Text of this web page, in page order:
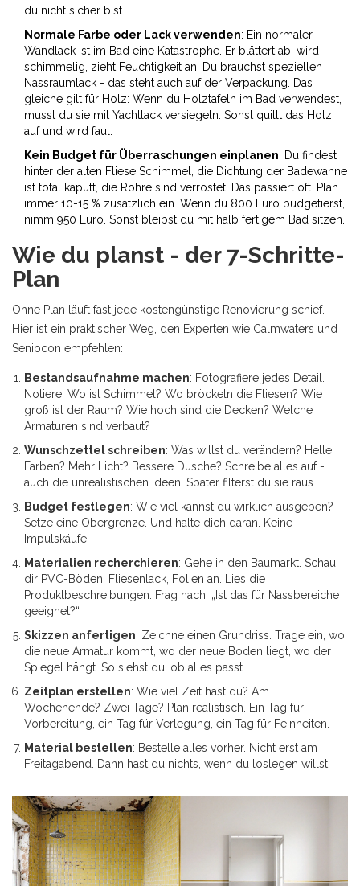
du nicht sicher bist.
Normale Farbe oder Lack verwenden: Ein normaler
Wandlack ist im Bad eine Katastrophe. Er blättert ab, wird
schimmelig, zieht Feuchtigkeit an. Du brauchst speziellen
Nassraumlack - das steht auch auf der Verpackung. Das
gleiche gilt für Holz: Wenn du Holztafeln im Bad verwendest,
musst du sie mit Yachtlack versiegeln. Sonst quillt das Holz
auf und wird faul.
Kein Budget für Überraschungen einplanen: Du findest
hinter der alten Fliese Schimmel, die Dichtung der Badewanne
ist total kaputt, die Rohre sind verrostet. Das passiert oft. Plan
immer 10-15 % zusätzlich ein. Wenn du 800 Euro budgetierst,
nimm 950 Euro. Sonst bleibst du mit halb fertigem Bad sitzen.
Wie du planst - der 7-Schritte-
Plan
Ohne Plan läuft fast jede kostengünstige Renovierung schief.
Hier ist ein praktischer Weg, den Experten wie Calmwaters und
Seniocon empfehlen:
Bestandsaufnahme machen: Fotografiere jedes Detail.
Notiere: Wo ist Schimmel? Wo bröckeln die Fliesen? Wie
groß ist der Raum? Wie hoch sind die Decken? Welche
Armaturen sind verbaut?
Wunschzettel schreiben: Was willst du verändern? Helle
Farben? Mehr Licht? Bessere Dusche? Schreibe alles auf -
auch die unrealistischen Ideen. Später filterst du sie raus.
Budget festlegen: Wie viel kannst du wirklich ausgeben?
Setze eine Obergrenze. Und halte dich daran. Keine
Impulskäufe!
Materialien recherchieren: Gehe in den Baumarkt. Schau
dir PVC-Böden, Fliesenlack, Folien an. Lies die
Produktbeschreibungen. Frag nach: „Ist das für Nassbereiche
geeignet?“
Skizzen anfertigen: Zeichne einen Grundriss. Trage ein, wo
die neue Armatur kommt, wo der neue Boden liegt, wo der
Spiegel hängt. So siehst du, ob alles passt.
Zeitplan erstellen: Wie viel Zeit hast du? Am
Wochenende? Zwei Tage? Plan realistisch. Ein Tag für
Vorbereitung, ein Tag für Verlegung, ein Tag für Feinheiten.
Material bestellen: Bestelle alles vorher. Nicht erst am
Freitagabend. Dann hast du nichts, wenn du loslegen willst.